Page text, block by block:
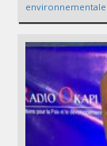
environnementale